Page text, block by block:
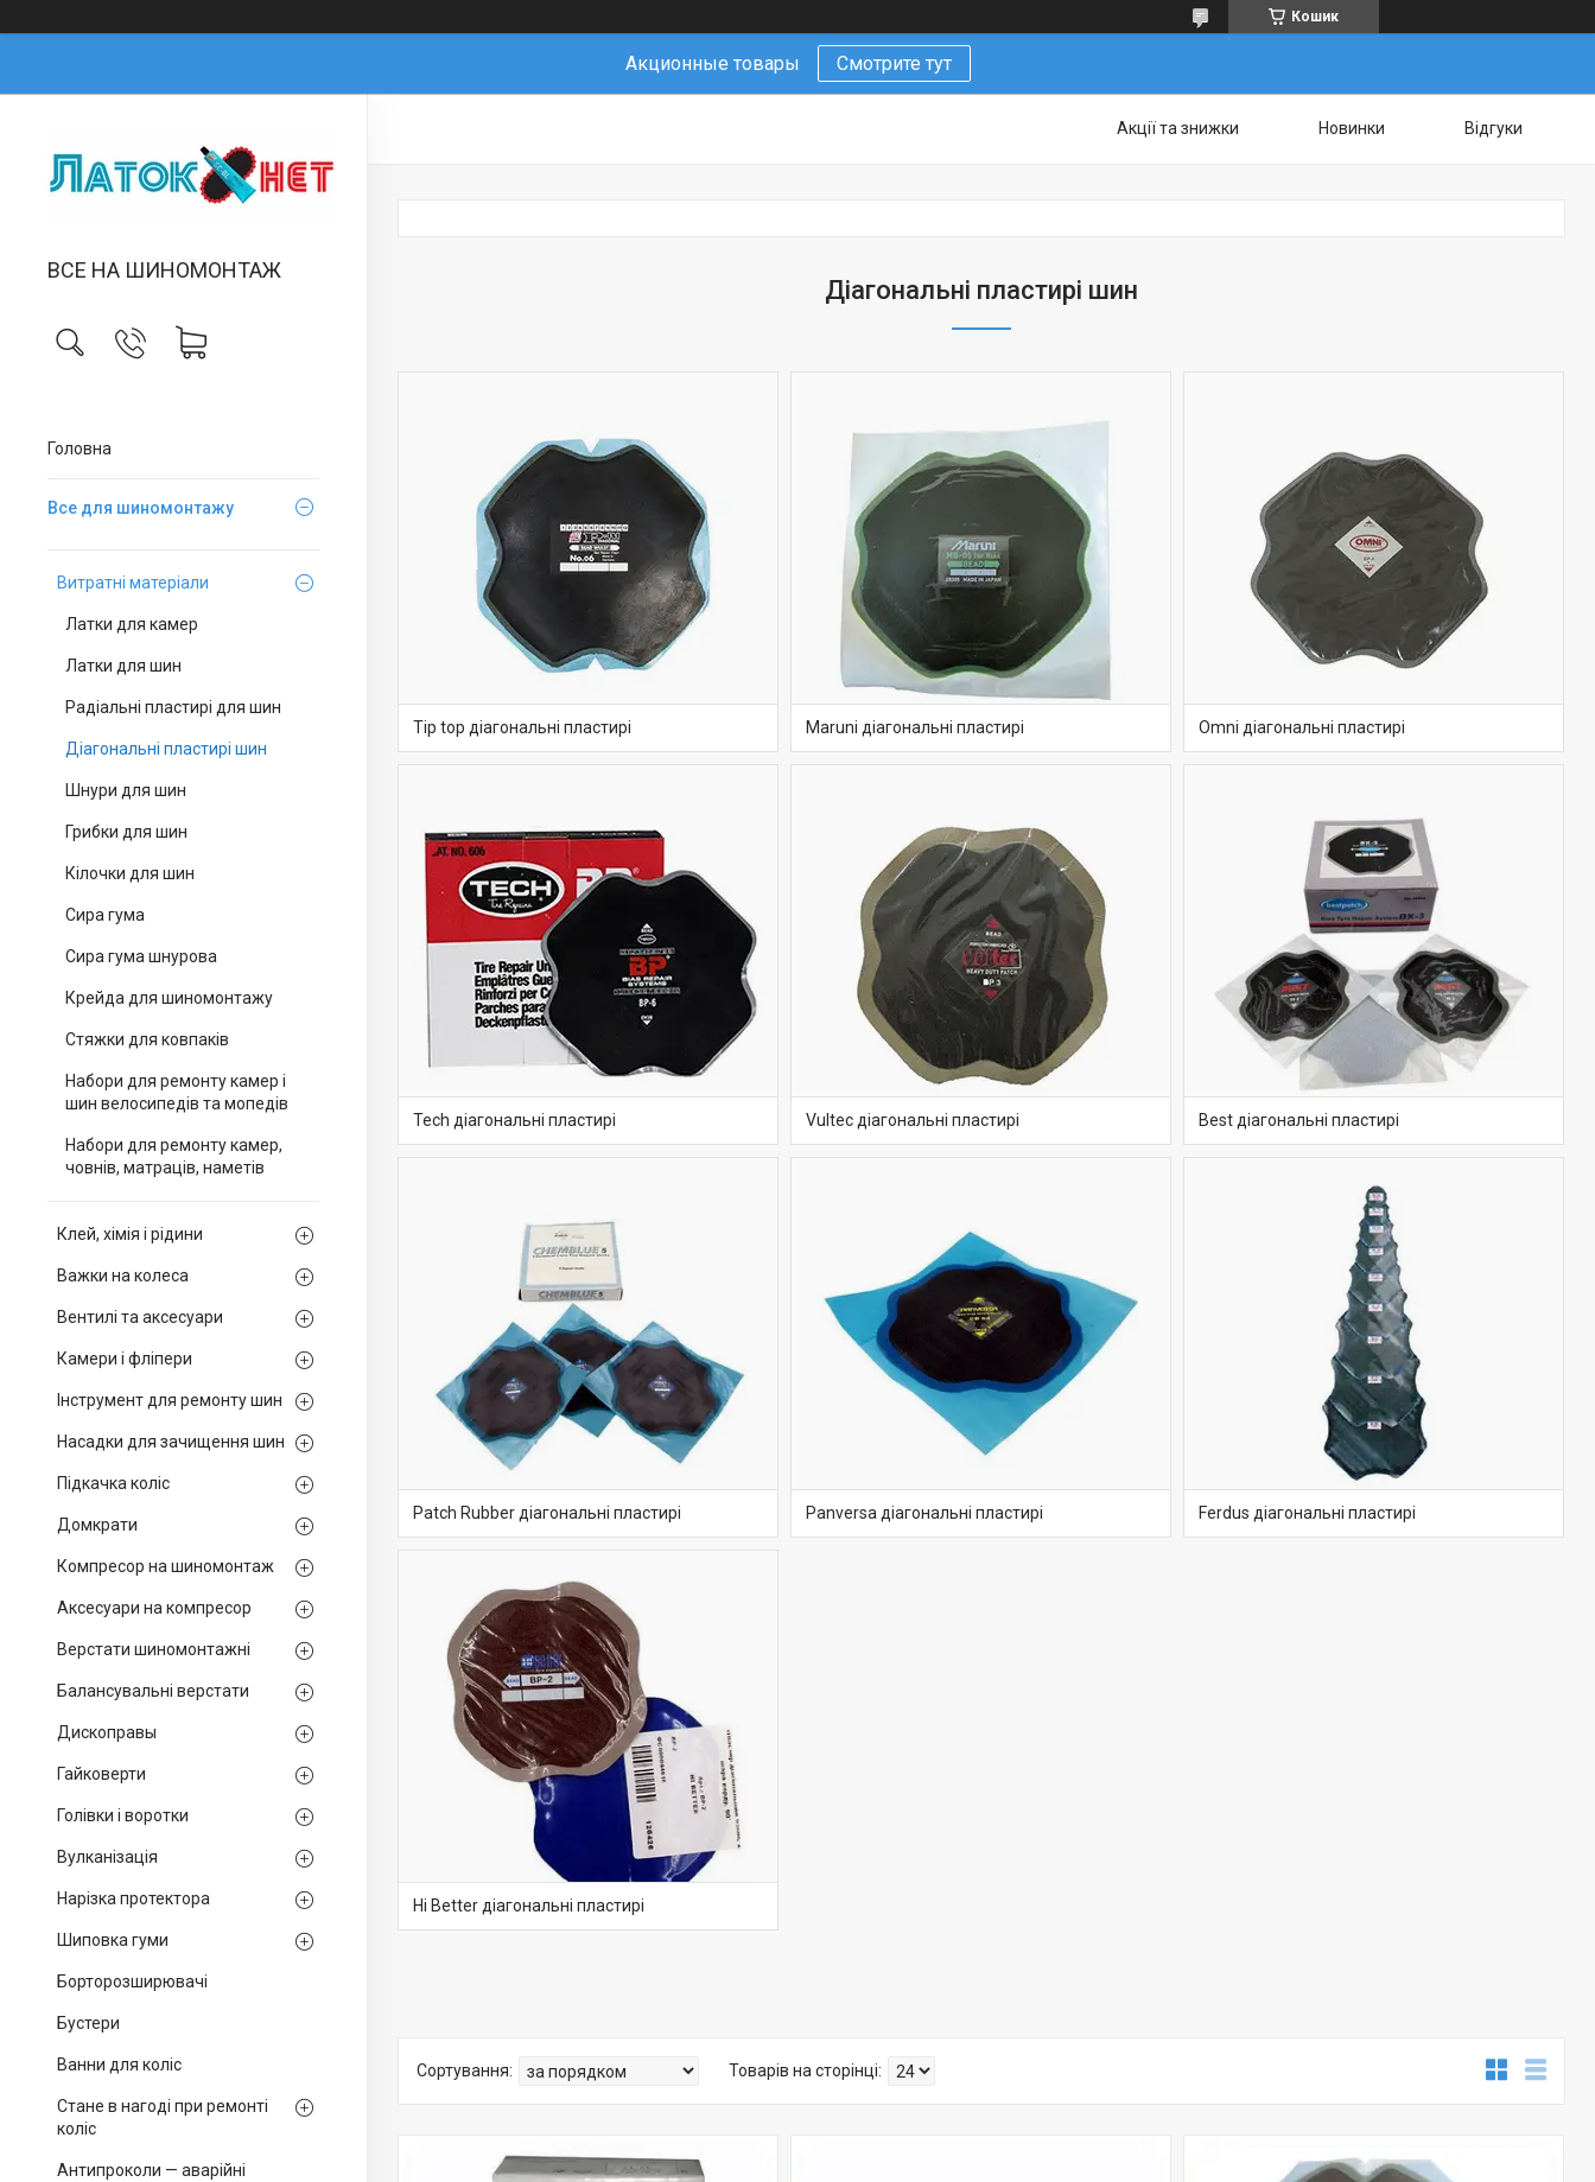
Кошик
Акционные товары Смотрите тут
ВСЕ НА ШИНОМОНТАЖ
Головна
Все для шиномонтажу
Витратні матеріали
Латки для камер
Латки для шин
Радіальні пластирі для шин
Діагональні пластирі шин
Шнури для шин
Грибки для шин
Кілочки для шин
Сира гума
Сира гума шнурова
Крейда для шиномонтажу
Стяжки для ковпаків
Набори для ремонту камер і
шин велосипедів та мопедів
Набори для ремонту камер,
човнів, матраців, наметів
Клей, хімія і рідини
Важки на колеса
Вентилі та аксесуари
Камери і фліпери
Інструмент для ремонту шин
Насадки для зачищення шин
Підкачка коліс
Домкрати
Компресор на шиномонтаж
Аксесуари на компресор
Верстати шиномонтажні
Балансувальні верстати
Дископравы
Гайковерти
Голівки і воротки
Вулканізація
Нарізка протектора
Шиповка гуми
Борторозширювачі
Бустери
Ванни для коліс
Стане в нагоді при ремонті
коліс
Антипроколи — аварійні
Акції та знижки Новинки Відгуки
Діагональні пластирі шин
Tip top діагональні пластирі Maruni діагональні пластирі Omni діагональні пластирі
Tech діагональні пластирі Vultec діагональні пластирі Best діагональні пластирі
Patch Rubber діагональні пластирі Panversa діагональні пластирі Ferdus діагональні пластирі
Hi Better діагональні пластирі